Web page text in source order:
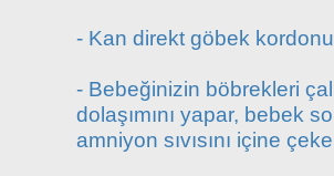
- Kan direkt göbek
- Bebeğinizin böbrekleri
dolaşımını yapar, bebek
amniyon sıvısını içine